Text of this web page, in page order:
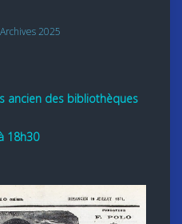
2025
ancien des bibliothèques
18h30